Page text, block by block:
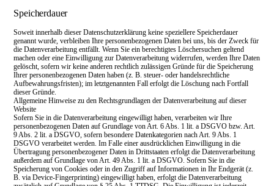
Speicherdauer
Soweit innerhalb dieser Datenschutzerklärung keine speziellere Speicherdauer
genannt wurde, verbleiben Ihre personenbezogenen Daten bei uns, bis der Zweck für
die Datenverarbeitung entfällt. Wenn Sie ein berechtigtes Löschersuchen geltend
machen oder eine Einwilligung zur Datenverarbeitung widerrufen, werden Ihre Daten
gelöscht, sofern wir keine anderen rechtlich zulässigen Gründe für die Speicherung
Ihrer personenbezogenen Daten haben (z. B. steuer- oder handelsrechtliche
Aufbewahrungsfristen); im letztgenannten Fall erfolgt die Löschung nach Fortfall
dieser Gründe.
Allgemeine Hinweise zu den Rechtsgrundlagen der Datenverarbeitung auf dieser
Website
Sofern Sie in die Datenverarbeitung eingewilligt haben, verarbeiten wir Ihre
personenbezogenen Daten auf Grundlage von Art. 6 Abs. 1 lit. a DSGVO bzw. Art.
9 Abs. 2 lit. a DSGVO, sofern besondere Datenkategorien nach Art. 9 Abs. 1
DSGVO verarbeitet werden. Im Falle einer ausdrücklichen Einwilligung in die
Übertragung personenbezogener Daten in Drittstaaten erfolgt die Datenverarbeitung
außerdem auf Grundlage von Art. 49 Abs. 1 lit. a DSGVO. Sofern Sie in die
Speicherung von Cookies oder in den Zugriff auf Informationen in Ihr Endgerät (z.
B. via Device-Fingerprinting) eingewilligt haben, erfolgt die Datenverarbeitung